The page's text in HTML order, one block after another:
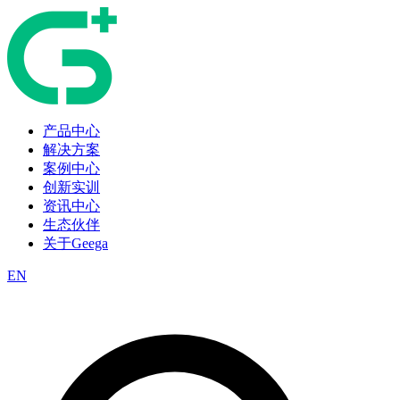
产品中心
解决方案
案例中心
创新实训
资讯中心
生态伙伴
关于Geega
EN